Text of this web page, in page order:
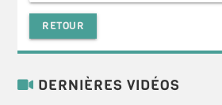
RETOUR
DERNIÈRES VIDÉOS